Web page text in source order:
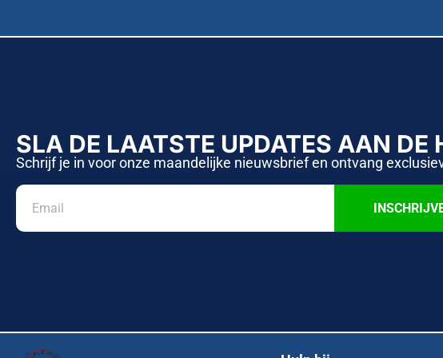
SLA DE LAATSTE UPDATES AAN DE
Schrijf je in voor onze maandelijke nieuwsbrief en ontvang